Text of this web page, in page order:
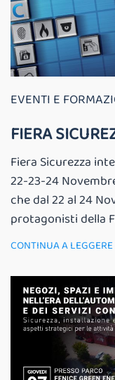
EVENTI E
FIERA
Fiera Sicurezza
22-23-24
che dal 22 al 24
protagonisti della
CONTINUA A LEGGERE